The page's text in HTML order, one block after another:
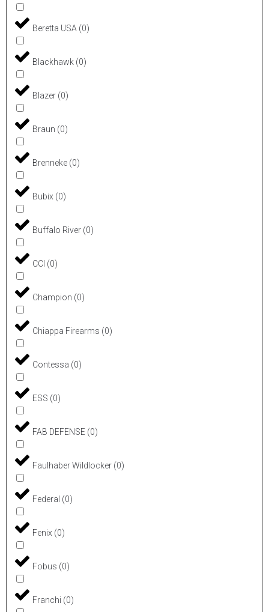
Beretta USA (0)
Blackhawk (0)
Blazer (0)
Braun (0)
Brenneke (0)
Bubix (0)
Buffalo River (0)
CCI (0)
Champion (0)
Chiappa Firearms (0)
Contessa (0)
ESS (0)
FAB DEFENSE (0)
Faulhaber Wildlocker (0)
Federal (0)
Fenix (0)
Fobus (0)
Franchi (0)